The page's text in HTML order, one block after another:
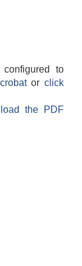
to
orclick
the PDF